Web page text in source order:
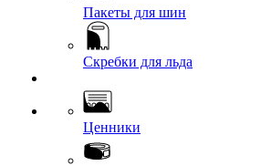
Пакеты для шин
Скребки для льда
Ценники